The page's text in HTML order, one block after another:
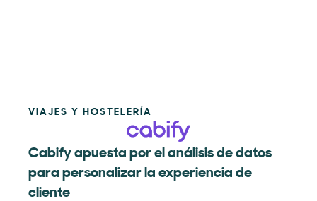
VIAJES Y HOSTELERÍA
Cabify apuesta por el análisis de datos
para personalizar la experiencia de
cliente